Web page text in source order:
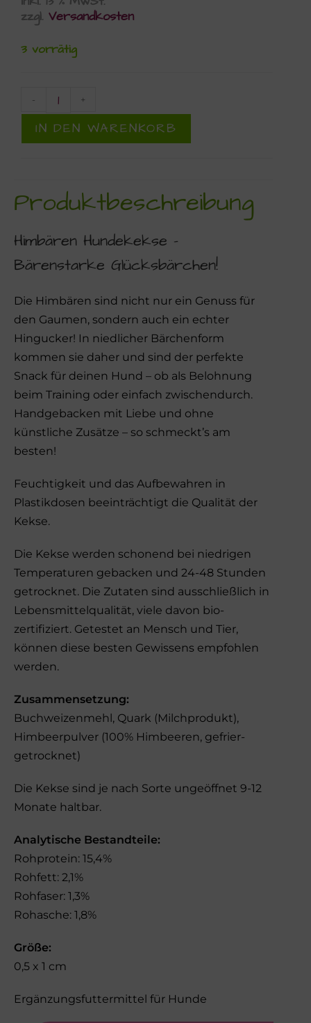
zzgl. Versandkosten
3 vorrätig
- +
IN DEN WARENKORB
Produktbeschreibung
Himbären Hundekekse –
Bärenstarke Glücksbärchen!
Die Himbären sind nicht nur ein Genuss für
den Gaumen, sondern auch ein echter
Hingucker! In niedlicher Bärchenform
kommen sie daher und sind der perfekte
Snack für deinen Hund – ob als Belohnung
beim Training oder einfach zwischendurch.
Handgebacken mit Liebe und ohne
künstliche Zusätze – so schmeckt’s am
besten!
Feuchtigkeit und das Aufbewahren in
Plastikdosen beeinträchtigt die Qualität der
Kekse.
Die Kekse werden schonend bei niedrigen
Temperaturen gebacken und 24-48 Stunden
getrocknet. Die Zutaten sind ausschließlich in
Lebensmittelqualität, viele davon bio-
zertifiziert. Getestet an Mensch und Tier,
können diese besten Gewissens empfohlen
werden.
Zusammensetzung:
Buchweizenmehl, Quark (Milchprodukt),
Himbeerpulver (100% Himbeeren, gefrier-
getrocknet)
Die Kekse sind je nach Sorte ungeöffnet 9-12
Monate haltbar.
Analytische Bestandteile:
Rohprotein: 15,4%
Rohfett: 2,1%
Rohfaser: 1,3%
Rohasche: 1,8%
Größe:
0,5 x 1 cm
Ergänzungsfuttermittel für Hunde